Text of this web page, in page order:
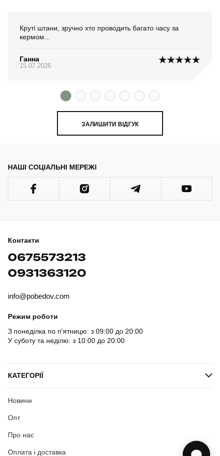
Круті штани, зручно хто проводить багато часу за
кермом...
Ганна
15.07.2026
ЗАЛИШИТИ ВІДГУК
НАШІ СОЦІАЛЬНІ МЕРЕЖІ
Контакти
0675573213
0931363120
info@pobedov.com
Режим роботи
З понеділка по п'ятницю: з 09:00 до 20:00
У суботу та неділю: з 10:00 до 20:00
КАТЕГОРІЇ
Новини
Опт
Про нас
Оплата і доставка